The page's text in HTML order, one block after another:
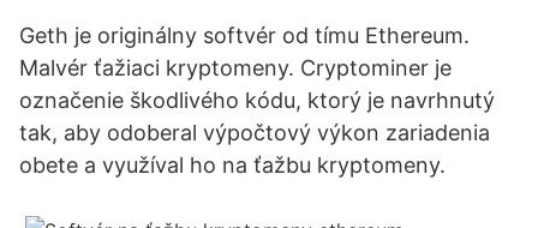
Geth je originálny softvér od tímu Ethereum.
Malvér ťažiaci kryptomeny. Cryptominer je
označenie škodlivého kódu, ktorý je navrhnutý
tak, aby odoberal výpočtový výkon zariadenia
obete a využíval ho na ťažbu kryptomeny.